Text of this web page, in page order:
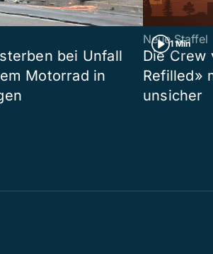
bei Unfall
Motorrad in
1 Min
Neue Staffel
Die Crew
Refilled»
unsicher